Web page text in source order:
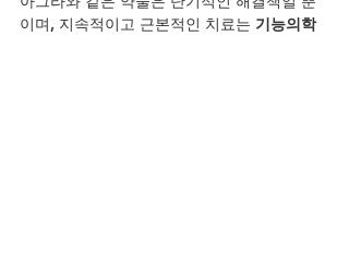
이며, 지속적이고 근본적인 치료는 기능의학